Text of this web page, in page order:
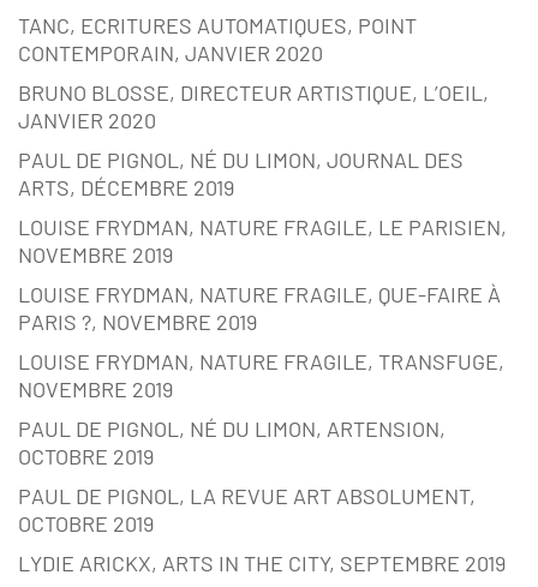
TANC, ECRITURES AUTOMATIQUES, POINT
CONTEMPORAIN, JANVIER 2020
BRUNO BLOSSE, DIRECTEUR ARTISTIQUE, L’OEIL,
JANVIER 2020
PAUL DE PIGNOL, NÉ DU LIMON, JOURNAL DES
ARTS, DÉCEMBRE 2019
LOUISE FRYDMAN, NATURE FRAGILE, LE PARISIEN,
NOVEMBRE 2019
LOUISE FRYDMAN, NATURE FRAGILE, QUE-FAIRE À
PARIS ?, NOVEMBRE 2019
LOUISE FRYDMAN, NATURE FRAGILE, TRANSFUGE,
NOVEMBRE 2019
PAUL DE PIGNOL, NÉ DU LIMON, ARTENSION,
OCTOBRE 2019
PAUL DE PIGNOL, LA REVUE ART ABSOLUMENT,
OCTOBRE 2019
LYDIE ARICKX, ARTS IN THE CITY, SEPTEMBRE 2019